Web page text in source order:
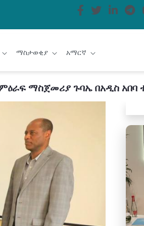
ማስታወቂያ አማርኛ
ማስጀመሪያ ጉባኤ በአዲስ አበባ